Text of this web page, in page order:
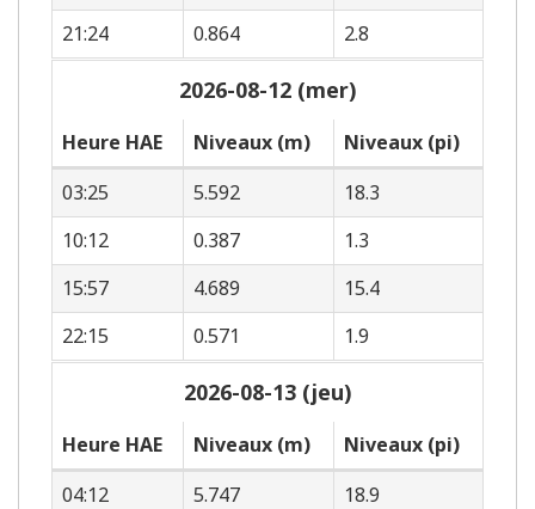
21:24
0.864 2.8
2026-08-12 (mer)
Heure HAE Niveaux (m)
Niveaux (pi)
03:25
5.592
18.3
10:12
0.387
1.3
15:57
4.689
15.4
22:15
0.571 1.9
2026-08-13 (jeu)
Heure HAE Niveaux (m)
Niveaux (pi)
04:12
5.747
18.9